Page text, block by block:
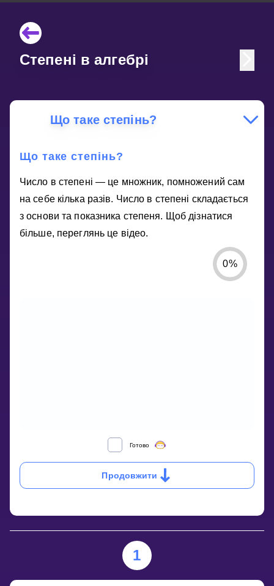
Степені в алгебрі
Що таке степінь?
Що таке степінь?
Число в степені — це множник, помножений сам
на себе кілька разів. Число в степені складається
з основи та показника степеня. Щоб дізнатися
більше, переглянь це відео.
0%
A
Готово
Продовжити
1